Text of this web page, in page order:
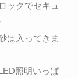
ックでセキュ
は入ってきま
照明いっぱ